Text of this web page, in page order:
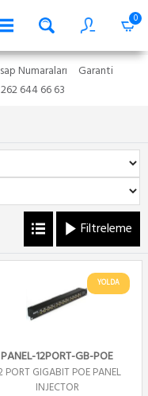
0
Numaraları
Garanti
644 66 63
Filtreleme
YOLDA
PANEL-12PORT-GB-POE
PORT GIGABIT POE PANEL
INJECTOR